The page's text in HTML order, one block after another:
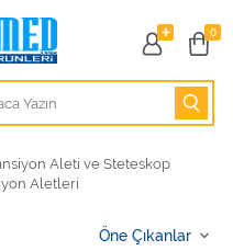
0
Aleti ve Steteskop
Aletleri